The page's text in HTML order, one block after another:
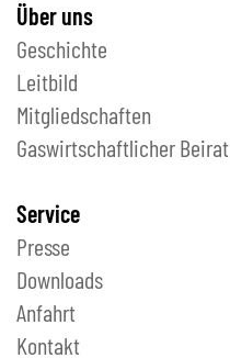
Über uns
Geschichte
Leitbild
Mitgliedschaften
Gaswirtschaftlicher Beirat
Service
Presse
Downloads
Anfahrt
Kontakt